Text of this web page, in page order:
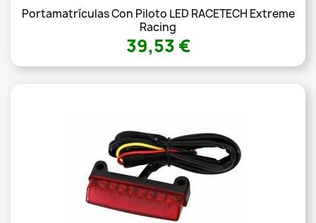
Portamatrículas Con Piloto LED RACETECH Extreme
Racing
39,53 €